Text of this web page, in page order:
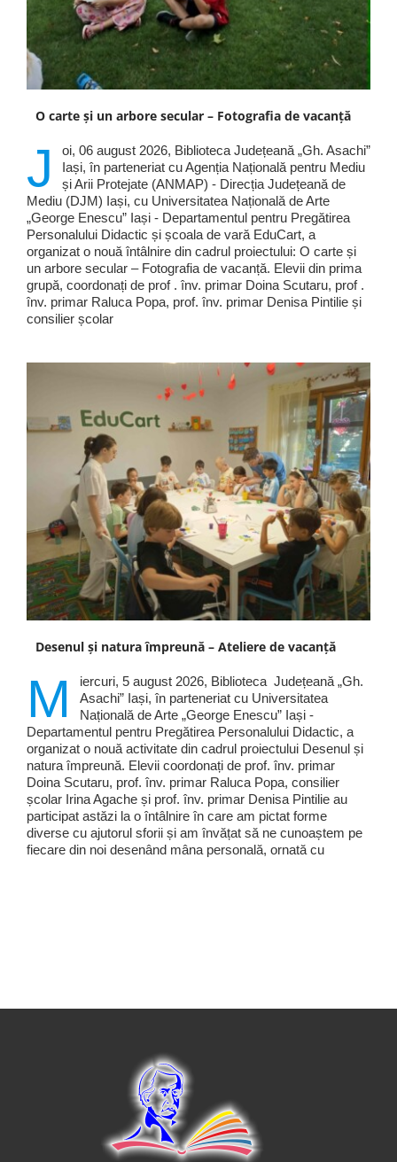
O carte și un arbore secular – Fotografia de vacanță
J
oi, 06 august 2026, Biblioteca Județeană „Gh. Asachi”
Iași, în parteneriat cu Agenția Națională pentru Mediu
și Arii Protejate (ANMAP) - Direcția Județeană de
Mediu (DJM) Iași, cu Universitatea Națională de Arte
„George Enescu” Iași - Departamentul pentru Pregătirea
Personalului Didactic și școala de vară EduCart, a
organizat o nouă întâlnire din cadrul proiectului: O carte și
un arbore secular – Fotografia de vacanță. Elevii din prima
grupă, coordonați de prof . înv. primar Doina Scutaru, prof .
înv. primar Raluca Popa, prof. înv. primar Denisa Pintilie și
consilier școlar
Desenul și natura împreună – Ateliere de vacanță
M
iercuri, 5 august 2026, Biblioteca Județeană „Gh.
Asachi” Iași, în parteneriat cu Universitatea
Națională de Arte „George Enescu” Iași -
Departamentul pentru Pregătirea Personalului Didactic, a
organizat o nouă activitate din cadrul proiectului Desenul și
natura împreună. Elevii coordonați de prof. înv. primar
Doina Scutaru, prof. înv. primar Raluca Popa, consilier
școlar Irina Agache și prof. înv. primar Denisa Pintilie au
participat astăzi la o întâlnire în care am pictat forme
diverse cu ajutorul sforii și am învățat să ne cunoaștem pe
fiecare din noi desenând mâna personală, ornată cu